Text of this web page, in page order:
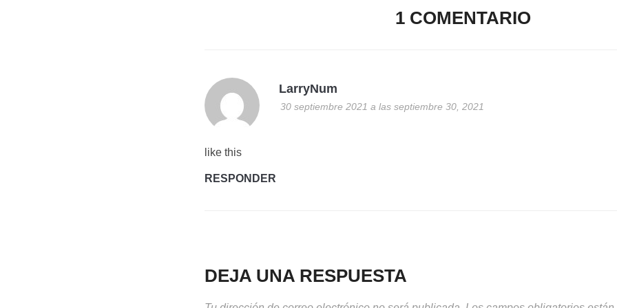
1 COMENTARIO
LarryNum
30 septiembre 2021 a las septiembre 30, 2021
like this
RESPONDER
DEJA UNA RESPUESTA